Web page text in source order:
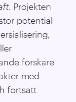
. Projekten
potential
forskare
med
fortsatt